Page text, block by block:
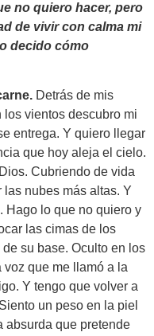
no quiero hacer, pero
de vivir con calma mi
decido cómo
Detrás de mis
vientos descubro mi
entrega. Y quiero llegar
que hoy aleja el cielo.
Cubriendo de vida
nubes más altas. Y
Hago lo que no quiero y
las cimas de los
su base. Oculto en los
que me llamó a la
Y tengo que volver a
un peso en la piel
absurda que pretende